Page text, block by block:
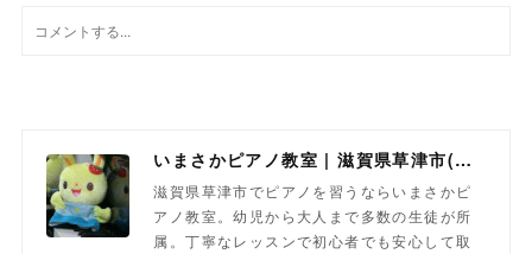
いまさかピアノ教室 | 滋賀県草津市(南草津)のピアノ教室
滋賀県草津市でピアノを習うならいまさかピ
アノ教室。幼児から大人まで多数の生徒が所
属。丁寧なレッスンで初心者でも安心して取